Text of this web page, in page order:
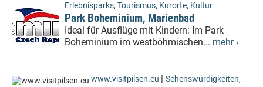
Erlebnisparks, Tourismus, Kurorte, Kultur
Park Boheminium, Marienbad
Ideal für Ausflüge mit Kindern: Im Park
Boheminium im westböhmischen... mehr ›
www.visitpilsen.eu | Sehenswürdigkeiten,